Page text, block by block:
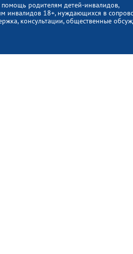
родителям детей-инвалидов,
инвалидов 18+, нуждающихся в
консультации, общественные